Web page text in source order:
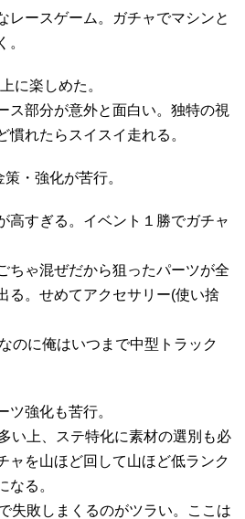
レースゲーム。ガチャでマシンと
。
に楽しめた。
ス部分が意外と面白い。独特の視
慣れたらスイスイ走れる。
・強化が苦行。
高すぎる。イベント１勝でガチャ
ちゃ混ぜだから狙ったパーツが全
る。せめてアクセサリー(使い捨
のに俺はいつまで中型トラック
ツ強化も苦行。
い上、ステ特化に素材の選別も必
ャを山ほど回して山ほど低ランク
なる。
失敗しまくるのがツラい。ここは